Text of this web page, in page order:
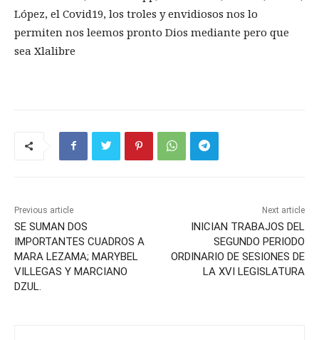
López, el Covid19, los troles y envidiosos nos lo
permiten nos leemos pronto Dios mediante pero que
sea Xlalibre
Previous article
SE SUMAN DOS
IMPORTANTES CUADROS A
MARA LEZAMA; MARYBEL
VILLEGAS Y MARCIANO
DZUL.
Next article
INICIAN TRABAJOS DEL
SEGUNDO PERIODO
ORDINARIO DE SESIONES DE
LA XVI LEGISLATURA